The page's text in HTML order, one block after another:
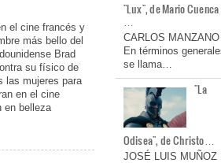
el cine francés y
más bello del
Brad
su físico de
las mujeres para
en el cine
en belleza
"Lux", de Mario Cuenca
…
CARLOS MANZANO
En términos
se llama…
"La
Odisea", de Christo…
JOSÉ LUIS MUÑOZ